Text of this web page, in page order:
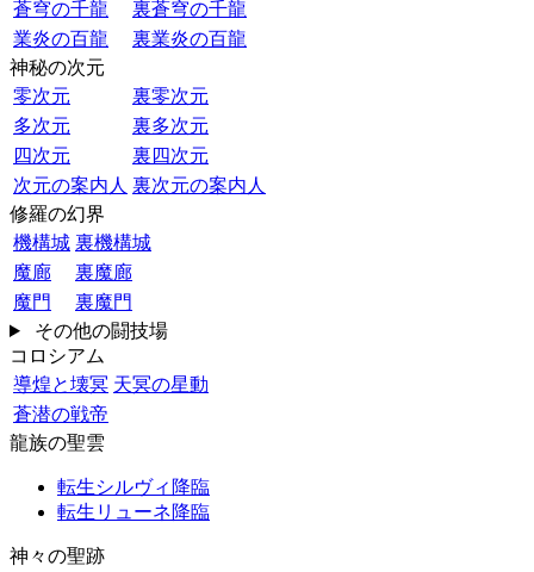
蒼穹の千龍
裏蒼穹の千龍
業炎の百龍
裏業炎の百龍
神秘の次元
零次元
裏零次元
多次元
裏多次元
四次元
裏四次元
次元の案内人 裏次元の案内人
修羅の幻界
機構城 裏機構城
魔廊
裏魔廊
魔門
裏魔門
その他の闘技場
コロシアム
導煌と壊冥 天冥の星動
蒼潜の戦帝
龍族の聖雲
転生シルヴィ降臨
転生リューネ降臨
神々の聖跡